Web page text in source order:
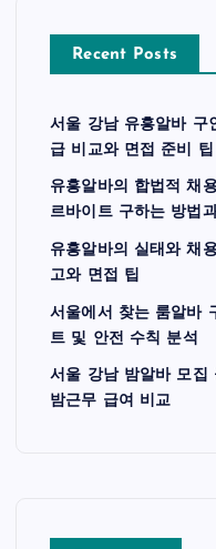
Recent Posts
서울 강남 유흥알바 구
급 비교와 면접 준비 팁
유흥알바의 합법적 채
르바이트 구하는 방법
유흥알바의 실태와 채
고와 면접 팁
서울에서 찾는 룸알바
트 및 안전 수칙 분석
서울 강남 밤알바 모집
밤근무 급여 비교